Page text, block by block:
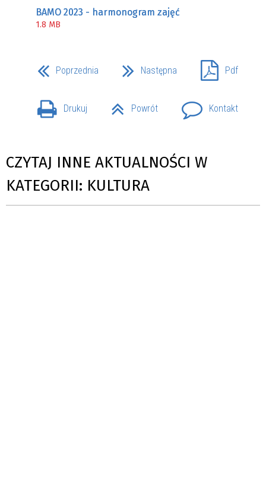
BAMO 2023 - harmonogram zajęć
1.8 MB
Poprzednia Następna Pdf
Drukuj Powrót Kontakt
CZYTAJ INNE AKTUALNOŚCI W
KATEGORII: KULTURA